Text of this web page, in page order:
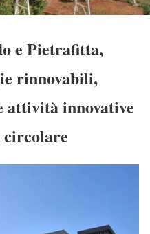
e Pietrafitta,
rinnovabili,
attività innovative
circolare